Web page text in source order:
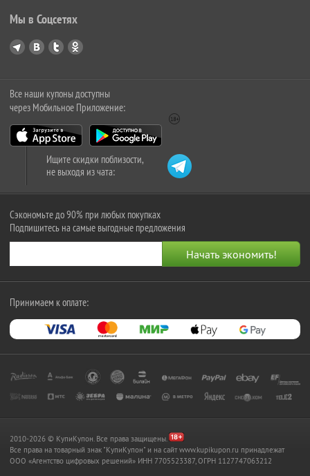
Мы в Соцсетях
Все наши купоны доступны
через Мобильное Приложение:
Ищите скидки поблизости,
не выходя из чата:
Сэкономьте до 90% при любых покупках
Подпишитесь на самые выгодные предложения
Принимаем к оплате:
2010-2026 © КупиКупон. Все права защищены.
Все права на товарный знак "КупиКупон" и на сайт www.kupikupon.ru принадлежат
OOO «Агентство цифровых решений» ИНН 7705523387, ОГРН 1127747063212